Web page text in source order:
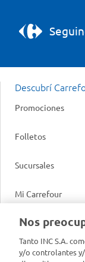
Descubrí
Promociones
Folletos
Sucursales
Mi Carrefour
Productos
Tarjeta Mi
Nos
Tanto INC S.A.
y/o controlantes